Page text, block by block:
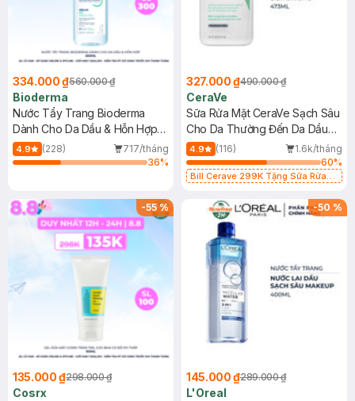
334.000 ₫560.000 ₫
Bioderma
Nước Tẩy Trang Bioderma
Dành Cho Da Dầu & Hỗn Hợp
500ml
4.9 (228)
717/tháng
36%
327.000 ₫490.000 ₫
CeraVe
Sữa Rửa Mặt CeraVe Sạch Sâu
Cho Da Thường Đến Da Dầu
473ml
4.9 (116)
1.6k/tháng
60%
Bill Cerave 299K Tặng Sữa Rửa
-55%
135.000 ₫298.000 ₫
Cosrx
-50 %
145.000 ₫289.000 ₫
L'Oreal